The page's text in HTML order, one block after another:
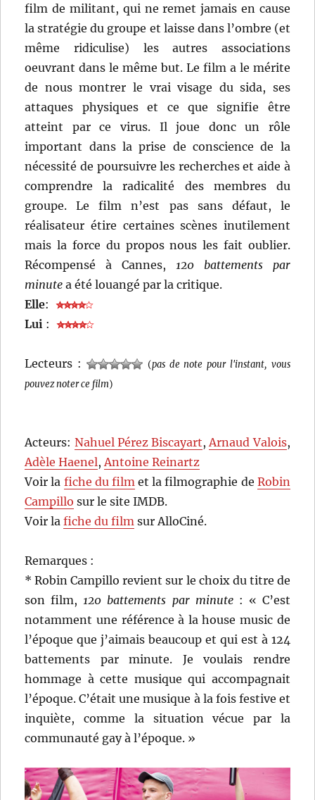
film de militant, qui ne remet jamais en cause
la stratégie du groupe et laisse dans l’ombre (et
même ridiculise) les autres associations
oeuvrant dans le même but. Le film a le mérite
de nous montrer le vrai visage du sida, ses
attaques physiques et ce que signifie être
atteint par ce virus. Il joue donc un rôle
important dans la prise de conscience de la
nécessité de poursuivre les recherches et aide à
comprendre la radicalité des membres du
groupe. Le film n’est pas sans défaut, le
réalisateur étire certaines scènes inutilement
mais la force du propos nous les fait oublier.
Récompensé à Cannes, 120 battements par
minute a été louangé par la critique.
Elle:
Lui :
Lecteurs : (pas de note pour l'instant, vous
pouvez noter ce film)
Acteurs: Nahuel Pérez Biscayart, Arnaud Valois,
Adèle Haenel, Antoine Reinartz
Voir la fiche du film et la filmographie de Robin
Campillo sur le site IMDB.
Voir lafiche du film sur AlloCiné.
Remarques :
* Robin Campillo revient sur le choix du titre de
son film, 120 battements par minute: « C’est
notamment une référence à la house music de
l’époque que j’aimais beaucoup et qui est à 124
battements par minute. Je voulais rendre
hommage à cette musique qui accompagnait
l’époque. C’était une musique à la fois festive et
inquiète, comme la situation vécue par la
communauté gay à l’époque. »